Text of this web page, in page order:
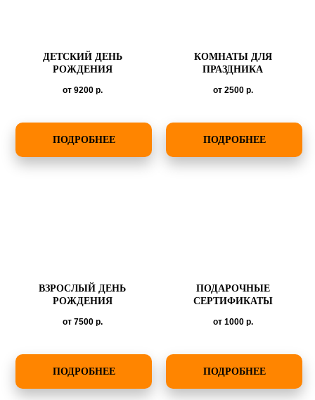
ДЕТСКИЙ ДЕНЬ
РОЖДЕНИЯ
от 9200 р.
ПОДРОБНЕЕ
КОМНАТЫ ДЛЯ
ПРАЗДНИКА
от 2500 р.
ПОДРОБНЕЕ
ВЗРОСЛЫЙ ДЕНЬ
РОЖДЕНИЯ
от 7500 р.
ПОДРОБНЕЕ
ПОДАРОЧНЫЕ
СЕРТИФИКАТЫ
от 1000 р.
ПОДРОБНЕЕ